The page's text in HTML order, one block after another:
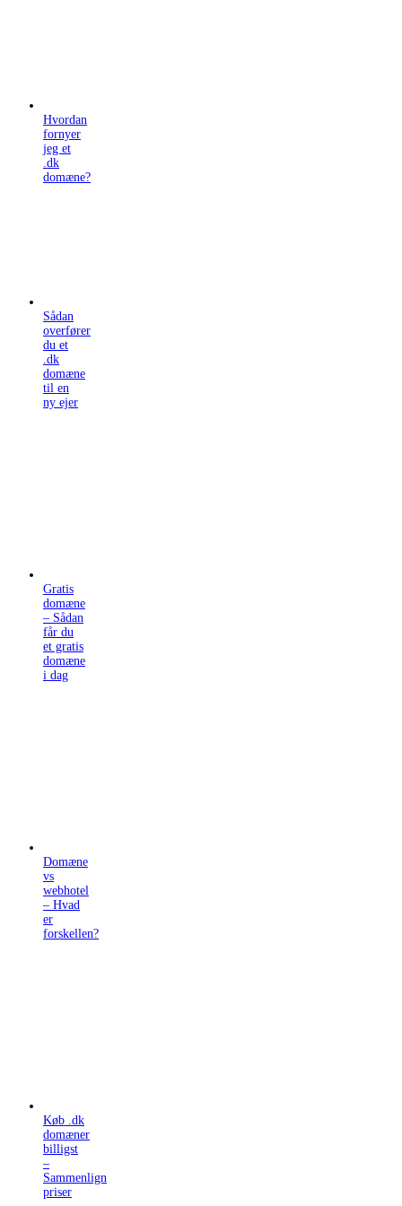
Hvordan
fornyer
jeg et
.dk
domæne?
Sådan
overfører
du et
.dk
domæne
til en
ny ejer
Gratis
domæne
– Sådan
får du
et gratis
domæne
i dag
Domæne
vs
webhotel
– Hvad
er
forskellen?
Køb .dk
domæner
billigst
–
Sammenlign
priser